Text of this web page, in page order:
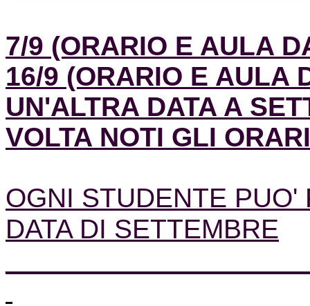
7/9 (ORARIO E AULA
16/9 (ORARIO E AULA
UN'ALTRA DATA A
VOLTA NOTI GLI
OGNI STUDENTE PUO'
DATA DI SETTEMBRE